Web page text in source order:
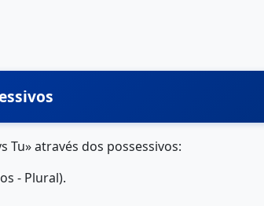
Tu» através dos possessivos:
- Plural).